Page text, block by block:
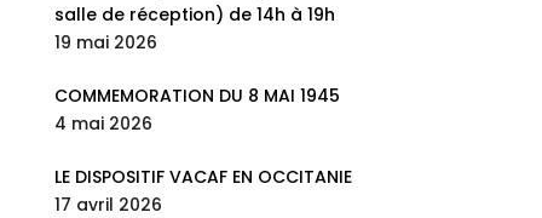
salle de réception) de 14h à 19h
19 mai 2026
COMMEMORATION DU 8 MAI 1945
4 mai 2026
LE DISPOSITIF VACAF EN OCCITANIE
17 avril 2026